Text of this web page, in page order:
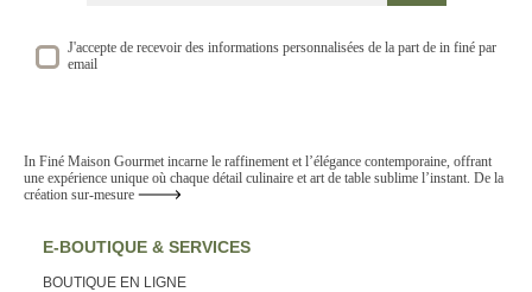
J'accepte de recevoir des informations personnalisées de la part de in finé par
email
In Finé Maison Gourmet incarne le raffinement et l’élégance contemporaine, offrant
une expérience unique où chaque détail culinaire et art de table sublime l’instant. De la
création sur-mesure
E-BOUTIQUE & SERVICES
BOUTIQUE EN LIGNE